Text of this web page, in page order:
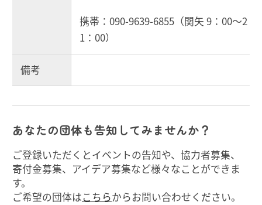
携帯：090-9639-6855（関矢 9：00～2
1：00）
備考
あなたの団体も告知してみませんか？
ご登録いただくとイベントの告知や、協力者募集、
寄付金募集、アイデア募集など様々なことができま
す。
ご希望の団体はこちらからお問い合わせください。